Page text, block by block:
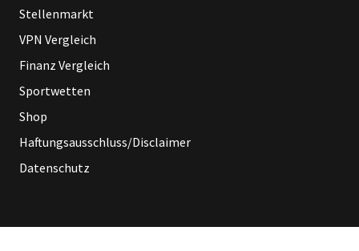
Stellenmarkt
VPN Vergleich
Finanz Vergleich
Sportwetten
Shop
Haftungsausschluss/Disclaimer
Datenschutz